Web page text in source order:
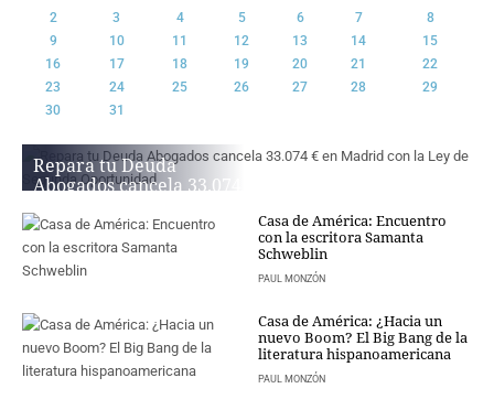
TECNOLOGÍA
CULTURA
TELEVISIÓN
GENTE
MAGAZINE
OTRAS WEBS
CRIMEN Y CASTIGO
MOTOR
EXPERTOS
GASTRONOMÍA
2
3 4 5 6 7
8
9
10 11 12 13 14
15
16
17 18 19 20 21
22
23
24 25 26 27 28
29
30
31
Repara tu Deuda
Abogados cancela 33.074 €
Segunda Oportunidad
COMUNICAE
Casa de América: Encuentro
con la escritora Samanta
Schweblin
PAUL MONZÓN
Casa de América: ¿Hacia un
nuevo Boom? El Big Bang de la
literatura hispanoamericana
PAUL MONZÓN